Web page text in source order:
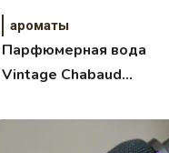
ароматы
Парфюмерная вода
Vintage Chabaud
(Винтаж)